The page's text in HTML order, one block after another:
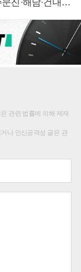
진·해남·건대로
관련 법률에 의해 제재
나 인신공격성 글은 관